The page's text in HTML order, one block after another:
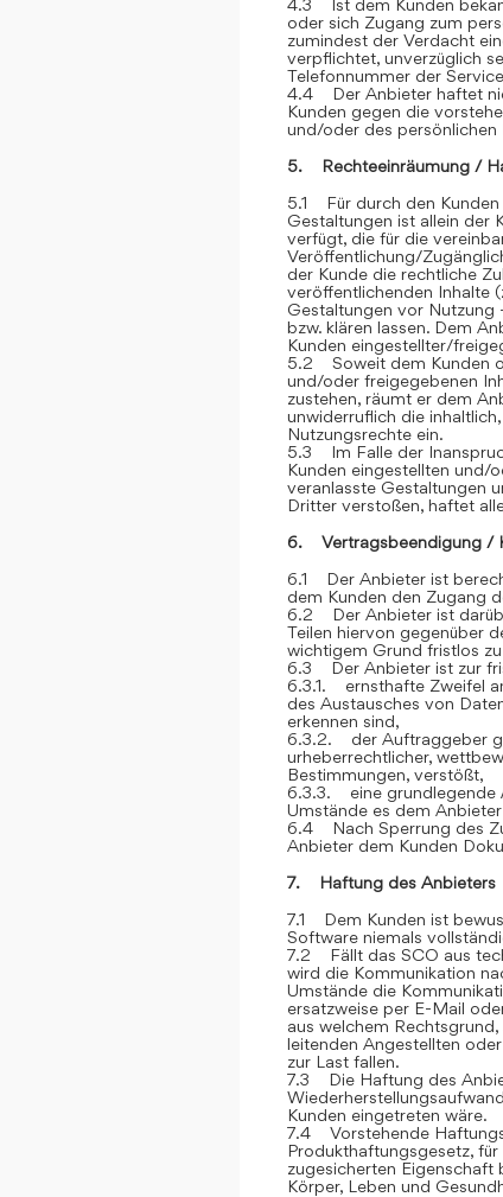
4.3 Ist dem Kunden
oder sich Zugang zum
zumindest der Verdacht
verpflichtet, unverzüglich
Telefonnummer der
4.4 Der Anbieter haftet
Kunden gegen die
und/oder des persönlichen
5. Rechteeinräumung /
5.1 Für durch den
Gestaltungen ist allein der
verfügt, die für die
Veröffentlichung/
der Kunde die rechtliche
veröffentlichenden Inhalte
Gestaltungen vor Nutzung
bzw. klären lassen. Dem
Kunden eingestellter/
5.2 Soweit dem Kunden
und/oder freigegebenen
zustehen, räumt er dem
unwiderruflich die
Nutzungsrechte ein.
5.3 Im Falle der
Kunden eingestellten und/
veranlasste Gestaltungen
Dritter verstoßen, haftet
6. Vertragsbeendigung /
6.1 Der Anbieter ist
dem Kunden den Zugang
6.2 Der Anbieter ist
Teilen hiervon gegenüber
wichtigem Grund fristlos
6.3 Der Anbieter ist zur
6.3.1. ernsthafte Zweifel
des Austausches von
erkennen sind,
6.3.2. der Auftraggeber
urheberrechtlicher,
Bestimmungen, verstößt,
6.3.3. eine grundlegende
Umstände es dem
6.4 Nach Sperrung des
Anbieter dem Kunden
7. Haftung des Anbieters
7.1 Dem Kunden ist
Software niemals
7.2 Fällt das SCO aus
wird die Kommunikation
Umstände die
ersatzweise per E-Mail
aus welchem
leitenden Angestellten
zur Last fallen.
7.3 Die Haftung des
Kunden eingetreten wäre.
7.4 Vorstehende
Produkthaftungsgesetz,
zugesicherten Eigenschaft
Körper, Leben und